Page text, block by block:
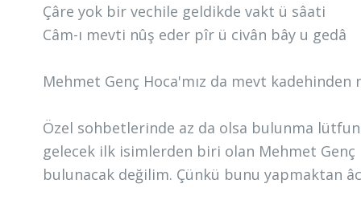
Çâre yok bir vechile geldikde vakt ü sâati
Câm-ı mevti nûş eder pîr ü civân bây u gedâ
Mehmet Genç Hoca'mız da mevt kadehinden
Özel sohbetlerinde az da olsa bulunma
gelecek ilk isimlerden biri olan Mehmet Genç
bulunacak değilim. Çünkü bunu yapmaktan